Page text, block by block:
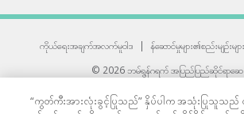
ကိုယ်ရေးအချက်အလက်မူဝါဒ | န်ဆောင်မှုများ၏စည်းမျဉ်းများ
© 2026 ဘမ်ရွန်ဂရက် အပြည်ပြည်ဆိုင်ရာဆေ
“ကွတ်ကီးအားလုံးခွင့်ပြုသည်” နှိပ်ပါက အသုံးပြုသူသ